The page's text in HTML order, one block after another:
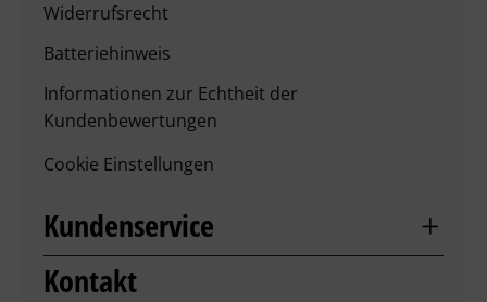
Widerrufsrecht
Batteriehinweis
Informationen zur Echtheit der
Kundenbewertungen
Cookie Einstellungen
Kundenservice
Kontakt